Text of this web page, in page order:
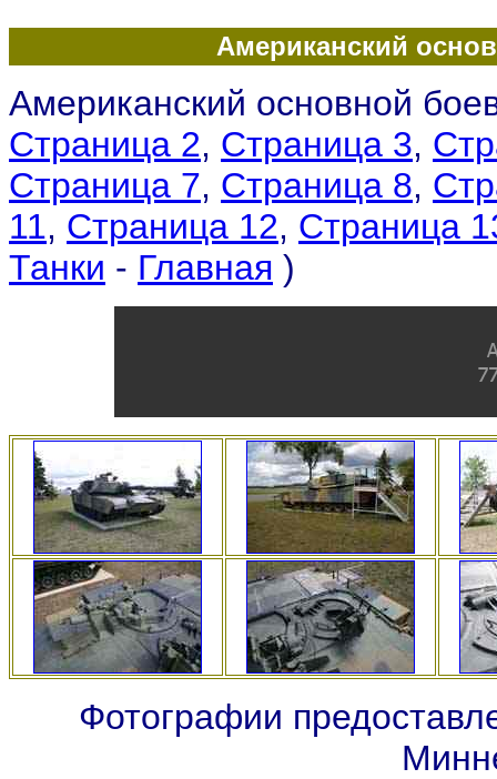
Американский
Американский основной
Страница 2, Страница 3,
Страница 7, Страница 8,
11, Страница 12, Страница
Танки - Главная )
Фотографии